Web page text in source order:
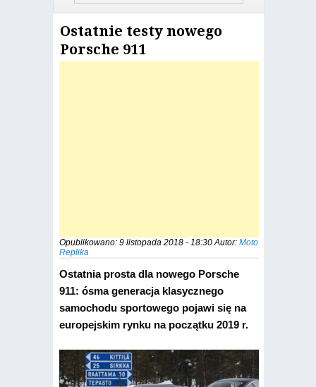
Ostatnie testy nowego
Porsche 911
Opublikowano: 9 listopada 2018 - 18:30Autor: Moto
Replika
Ostatnia prosta dla nowego Porsche
911: ósma generacja klasycznego
samochodu sportowego pojawi się na
europejskim rynku na początku 2019 r.